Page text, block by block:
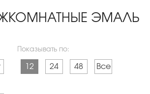
ЭМАЛЬ
Показывать по:
12 24 48 Все